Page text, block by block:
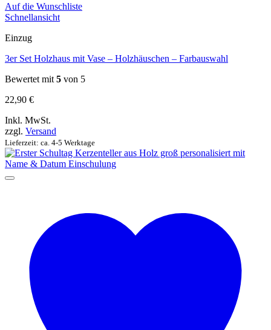
Auf die Wunschliste
Schnellansicht
Einzug
3er Set Holzhaus mit Vase – Holzhäuschen – Farbauswahl
Bewertet mit 5 von 5
22,90 €
Inkl. MwSt.
zzgl. Versand
Lieferzeit: ca. 4-5 Werktage